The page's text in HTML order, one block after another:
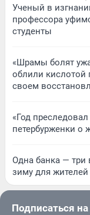
Ученый в
профессора
студенты
«Шрамы болят
облили кислотой
своем
«Год
петербурженки о
Одна банка — три
зиму для жителей
Подписаться